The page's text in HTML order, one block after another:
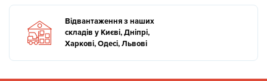
Відвантаження з наших
складів у Києві, Дніпрі,
Харкові, Одесі, Львові